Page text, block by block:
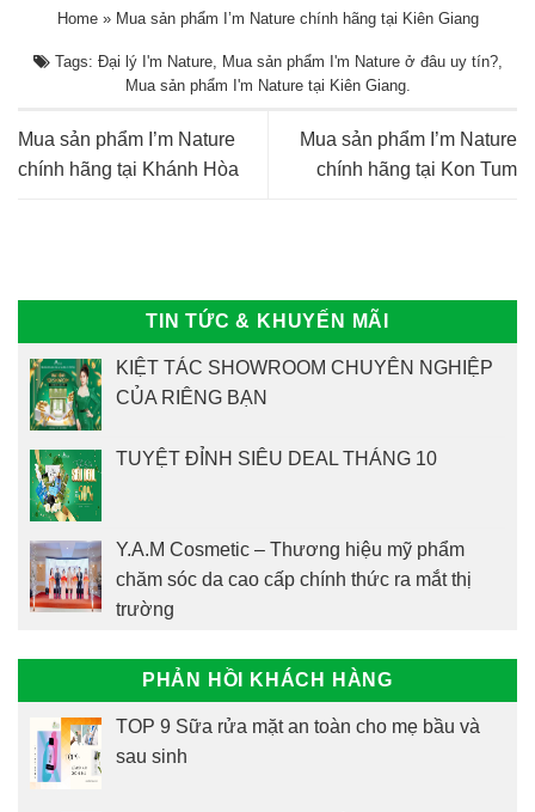
Home» Mua sản phẩm I’m Nature chính hãng tại Kiên Giang
Tags: Đại lý I'm Nature, Mua sản phẩm I'm Nature ở đâu uy tín?,
Mua sản phẩm I'm Nature tại Kiên Giang.
Mua sản phẩm I’m Nature
chính hãng tại Khánh Hòa
Mua sản phẩm I’m Nature
chính hãng tại Kon Tum
TIN TỨC & KHUYẾN MÃI
KIỆT TÁC SHOWROOM CHUYÊN NGHIỆP
CỦA RIÊNG BẠN
TUYỆT ĐỈNH SIÊU DEAL THÁNG 10
Y.A.M Cosmetic – Thương hiệu mỹ phẩm
chăm sóc da cao cấp chính thức ra mắt thị
trường
PHẢN HỒI KHÁCH HÀNG
TOP 9 Sữa rửa mặt an toàn cho mẹ bầu và
sau sinh